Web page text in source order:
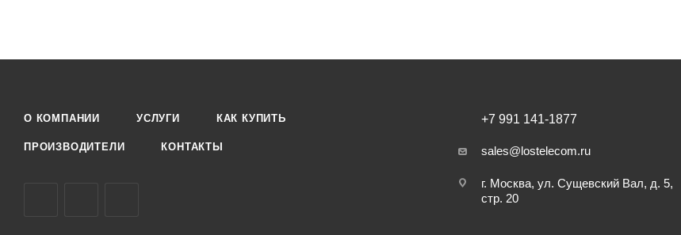
О КОМПАНИИ УСЛУГИ КАК КУПИТЬ
ПРОИЗВОДИТЕЛИ КОНТАКТЫ
+7 991 141-1877
sales@lostelecom.ru
г. Москва, ул. Сущевский Вал, д. 5,
стр. 20